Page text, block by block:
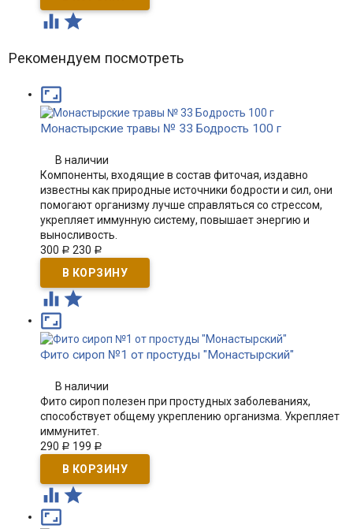
 
Рекомендуем посмотреть

Монастырские травы № 33 Бодрость 100 г
В наличии
Компоненты, входящие в состав фиточая, издавно
известны как природные источники бодрости и сил, они
помогают организму лучше справляться со стрессом,
укрепляет иммунную систему, повышает энергию и
выносливость.
300 Р 230 Р
 

Фито сироп №1 от простуды "Монастырский"
В наличии
Фито сироп полезен при простудных заболеваниях,
способствует общему укреплению организма. Укрепляет
иммунитет.
290 Р 199 Р
 
